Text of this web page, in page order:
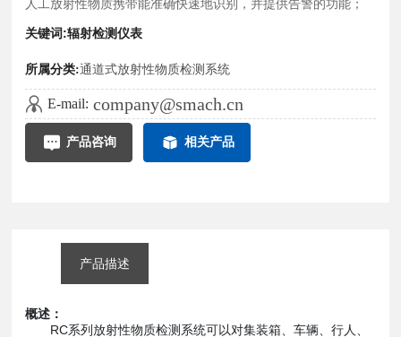
关键词:辐射检测仪表
所属分类:通道式放射性物质检测系统
E-mail: company@smach.cn
产品咨询 相关产品
产品描述
概述：
RC系列放射性物质检测系统可以对集装箱、车辆、行人、